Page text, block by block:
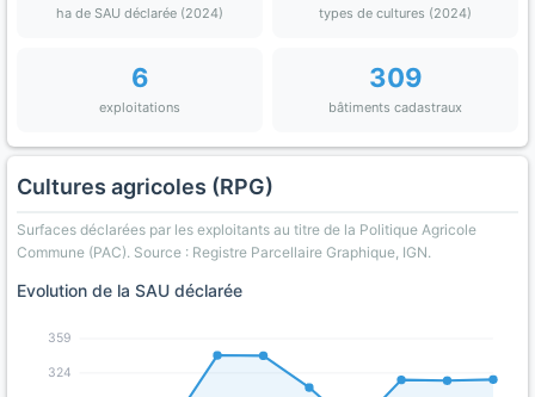
ha de SAU déclarée (2024) types de cultures (2024)
6
exploitations
309
bâtiments cadastraux
Cultures agricoles (RPG)
Surfaces déclarées par les exploitants au titre de la Politique Agricole
Commune (PAC). Source : Registre Parcellaire Graphique, IGN.
Evolution de la SAU déclarée
324
359